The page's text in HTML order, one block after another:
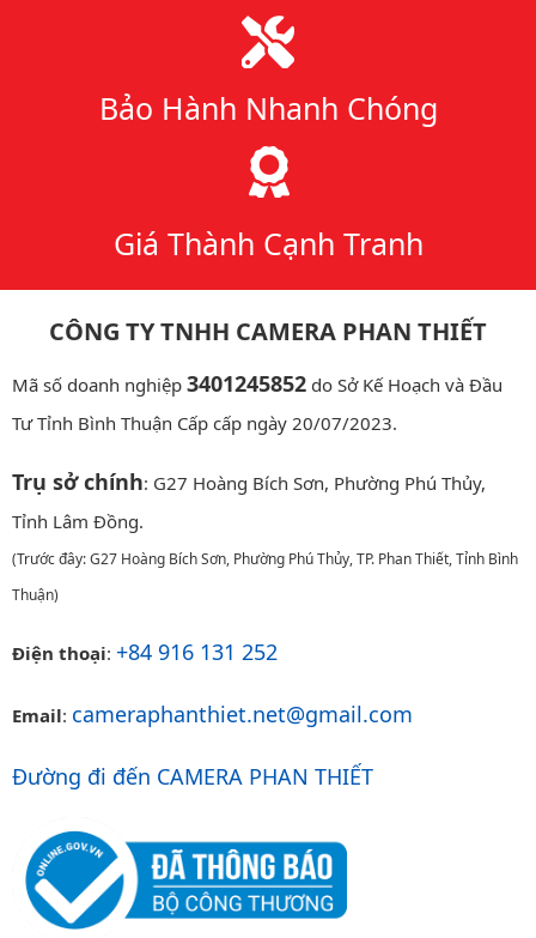
Bảo Hành Nhanh Chóng
Giá Thành Cạnh Tranh
CÔNG TY TNHH CAMERA PHAN THIẾT
Mã số doanh nghiệp 3401245852 do Sở Kế Hoạch và Đầu
Tư Tỉnh Bình Thuận Cấp cấp ngày 20/07/2023.
Trụ sở chính: G27 Hoàng Bích Sơn, Phường Phú Thủy,
Tỉnh Lâm Đồng.
(Trước đây: G27 Hoàng Bích Sơn, Phường Phú Thủy, TP. Phan Thiết, Tỉnh Bình
Thuận)
Điện thoại: +84 916 131 252
Email: cameraphanthiet.net@gmail.com
Đường đi đến CAMERA PHAN THIẾT